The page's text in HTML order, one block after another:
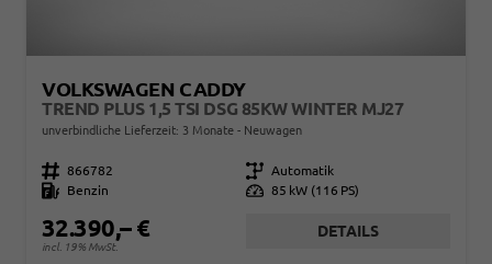
VOLKSWAGEN CADDY
TREND PLUS 1,5 TSI DSG 85KW WINTER MJ27
unverbindliche Lieferzeit: 3 Monate Neuwagen
Fahrzeugnr. 866782 Getriebe Automatik
Kraftstoff
Benzin Leistung 85 kW (116 PS)
32.390,– €
incl. 19% MwSt.
DETAILS